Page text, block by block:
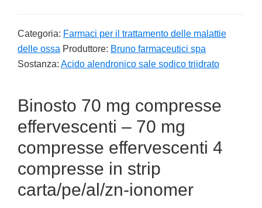
Categoria: Farmaci per il trattamento delle malattie
delle ossa Produttore: Bruno farmaceutici spa
Sostanza: Acido alendronico sale sodico triidrato
Binosto 70 mg compresse
effervescenti – 70 mg
compresse effervescenti 4
compresse in strip
carta/pe/al/zn-ionomer